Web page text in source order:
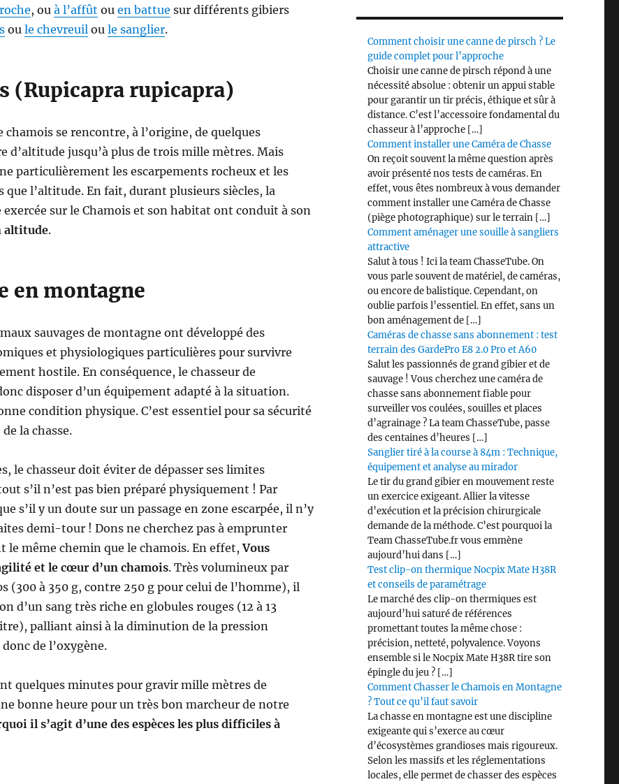
, ou à l’affût ou en battue sur différents gibiers
ou le chevreuilou le sanglier.
(Rupicapra rupicapra)
chamois se rencontre, à l’origine, de quelques
d’altitude jusqu’à plus de trois mille mètres. Mais
particulièrement les escarpements rocheux et les
que l’altitude. En fait, durant plusieurs siècles, la
sur le Chamois et son habitat ont conduit à son
altitude.
en montagne
sauvages de montagne ont développé des
et physiologiques particulières pour survivre
hostile. En conséquence, le chasseur de
disposer d’un équipement adapté à la situation.
condition physique. C’est essentiel pour sa sécurité
la chasse.
le chasseur doit éviter de dépasser ses limites
s’il n’est pas bien préparé physiquement ! Par
s’il y un doute sur un passage en zone escarpée, il n’y
demi-tour ! Dons ne cherchez pas à emprunter
le même chemin que le chamois. En effet,Vous
et le cœur d’un chamois. Très volumineux par
(300 à 350 g, contre 250 g pour celui de l’homme), il
d’un sang très riche en globules rouges (12 à 13
palliant ainsi à la diminution de la pression
de l’oxygène.
quelques minutes pour gravir mille mètres de
bonne heure pour un très bon marcheur de notre
il s’agit d’une des espèces les plus difficiles à
Comment choisir une canne de pirsch ? Le
guide complet pour l’approche
Choisir une canne de pirsch répond à une
nécessité absolue : obtenir un appui stable
pour garantir un tir précis, éthique et sûr à
distance. C’est l’accessoire fondamental du
chasseur à l’approche […]
Comment installer une Caméra de Chasse
On reçoit souvent la même question après
avoir présenté nos tests de caméras. En
effet, vous êtes nombreux à vous demander
comment installer une Caméra de Chasse
(piège photographique) sur le terrain […]
Comment aménager une souille à sangliers
attractive
Salut à tous ! Ici la team ChasseTube. On
vous parle souvent de matériel, de caméras,
ou encore de balistique. Cependant, on
oublie parfois l’essentiel. En effet, sans un
bon aménagement de […]
Caméras de chasse sans abonnement : test
terrain des GardePro E8 2.0 Pro et A60
Salut les passionnés de grand gibier et de
sauvage ! Vous cherchez une caméra de
chasse sans abonnement fiable pour
surveiller vos coulées, souilles et places
d’agrainage ? La team ChasseTube, passe
des centaines d’heures […]
Sanglier tiré à la course à 84m : Technique,
équipement et analyse au mirador
Le tir du grand gibier en mouvement reste
un exercice exigeant. Allier la vitesse
d’exécution et la précision chirurgicale
demande de la méthode. C’est pourquoi la
Team ChasseTube.fr vous emmène
aujourd’hui dans […]
Test clip-on thermique Nocpix Mate H38R
et conseils de paramétrage
Le marché des clip-on thermiques est
aujourd’hui saturé de références
promettant toutes la même chose :
précision, netteté, polyvalence. Voyons
ensemble si le Nocpix Mate H38R tire son
épingle du jeu ? […]
Comment Chasser le Chamois en Montagne
? Tout ce qu’il faut savoir
La chasse en montagne est une discipline
exigeante qui s’exerce au cœur
d’écosystèmes grandioses mais rigoureux.
Selon les massifs et les réglementations
locales, elle permet de chasser des espèces